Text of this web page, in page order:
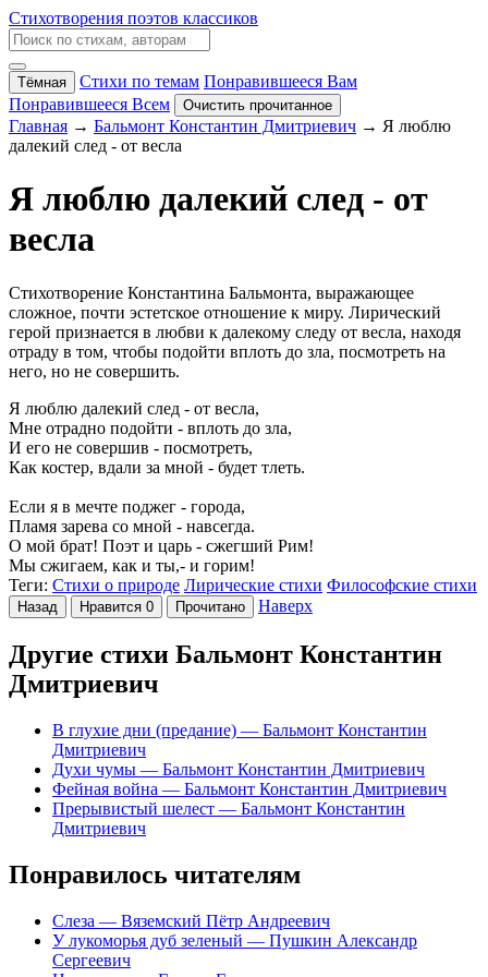
Стихотворения поэтов классиков
Тёмная Стихи по темам Понравившееся Вам
Понравившееся Всем
Очистить прочитанное
Главная → Бальмонт Константин Дмитриевич → Я люблю
далекий след - от весла
Я люблю далекий след - от
весла
Стихотворение Константина Бальмонта, выражающее
сложное, почти эстетское отношение к миру. Лирический
герой признается в любви к далекому следу от весла, находя
отраду в том, чтобы подойти вплоть до зла, посмотреть на
него, но не совершить.
Я люблю далекий след - от весла,
Мне отрадно подойти - вплоть до зла,
И его не совершив - посмотреть,
Как костер, вдали за мной - будет тлеть.
Если я в мечте поджег - города,
Пламя зарева со мной - навсегда.
О мой брат! Поэт и царь - сжегший Рим!
Мы сжигаем, как и ты,- и горим!
Теги: Стихи о природе Лирические стихи Философские стихи
Назад Нравится 0 Прочитано Наверх
Другие стихи Бальмонт Константин
Дмитриевич
В глухие дни (предание) — Бальмонт Константин
Дмитриевич
Духи чумы — Бальмонт Константин Дмитриевич
Фейная война — Бальмонт Константин Дмитриевич
Прерывистый шелест — Бальмонт Константин
Дмитриевич
Понравилось читателям
Слеза — Вяземский Пётр Андреевич
У лукоморья дуб зеленый — Пушкин Александр
Сергеевич